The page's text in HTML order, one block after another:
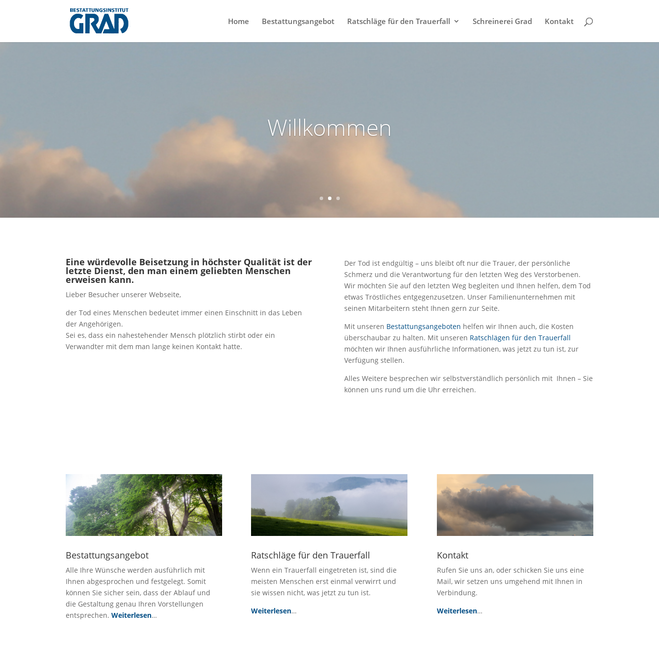
Home Bestattungsangebot Ratschläge für den Trauerfall Schreinerei Grad Kontakt
Willkommen
Eine würdevolle Beisetzung in höchster Qualität ist der
letzte Dienst, den man einem geliebten Menschen
erweisen kann.
Lieber Besucher unserer Webseite,
der Tod eines Menschen bedeutet immer einen Einschnitt in das Leben
der Angehörigen.
Sei es, dass ein nahestehender Mensch plötzlich stirbt oder ein
Verwandter mit dem man lange keinen Kontakt hatte.
Der Tod ist endgültig – uns bleibt oft nur die Trauer, der persönliche
Schmerz und die Verantwortung für den letzten Weg des Verstorbenen.
Wir möchten Sie auf den letzten Weg begleiten und Ihnen helfen, dem Tod
etwas Tröstliches entgegenzusetzen. Unser Familienunternehmen mit
seinen Mitarbeitern steht Ihnen gern zur Seite.
Mit unseren Bestattungsangeboten helfen wir Ihnen auch, die Kosten
überschaubar zu halten. Mit unseren Ratschlägen für den Trauerfall
möchten wir Ihnen ausführliche Informationen, was jetzt zu tun ist, zur
Verfügung stellen.
Alles Weitere besprechen wir selbstverständlich persönlich mit Ihnen – Sie
können uns rund um die Uhr erreichen.
Bestattungsangebot
Alle Ihre Wünsche werden ausführlich mit
Ihnen abgesprochen und festgelegt. Somit
können Sie sicher sein, dass der Ablauf und
die Gestaltung genau Ihren Vorstellungen
entsprechen.Weiterlesen…
Ratschläge für den Trauerfall
Wenn ein Trauerfall eingetreten ist, sind die
meisten Menschen erst einmal verwirrt und
sie wissen nicht, was jetzt zu tun ist.
Weiterlesen…
Kontakt
Rufen Sie uns an, oder schicken Sie uns eine
Mail, wir setzen uns umgehend mit Ihnen in
Verbindung.
Weiterlesen…